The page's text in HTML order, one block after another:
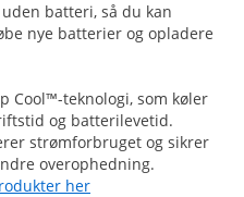
batteri, så du kan
nye batterier og opladere
Cool™-teknologi, som køler
og batterilevetid.
strømforbruget og sikrer
her